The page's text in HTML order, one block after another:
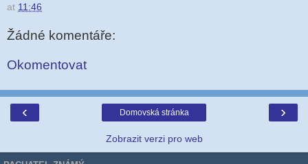
at 11:46
Žádné komentáře:
Okomentovat
‹ ›
Domovská stránka
Zobrazit verzi pro web